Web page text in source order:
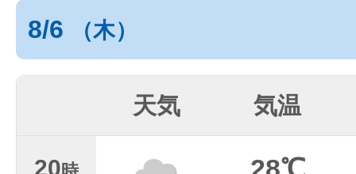
8/6 （木）
天気 気温
20